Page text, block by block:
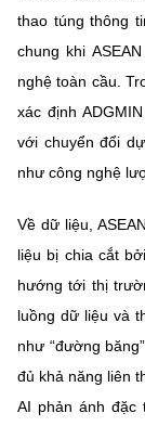
Điện thoại: 024
Email:
©2026 Bản quyền
(Ghi rõ nguồn
thao túng thông
chung khi
nghệ toàn cầu.
xác định
với chuyển đổi
như công nghệ
Vềdữ liệu ,
liệu bị chia cắt
hướng tới thị
luồng dữ liệu và
như “đường
đủ khả năng liên
AI phản ánh đặc